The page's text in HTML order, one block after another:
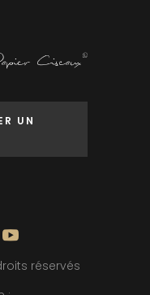
UN
réservés